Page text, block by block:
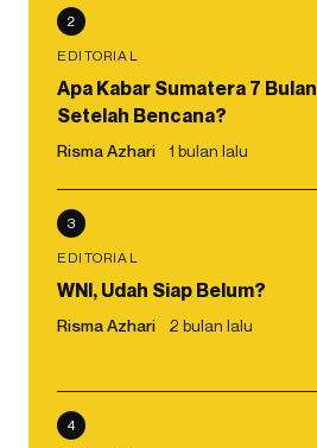
2
EDITORIAL
Apa Kabar Sumatera 7 Bulan
Setelah Bencana?
Risma Azhari 1 bulan lalu
3
EDITORIAL
WNI, Udah Siap Belum?
Risma Azhari 2 bulan lalu
4